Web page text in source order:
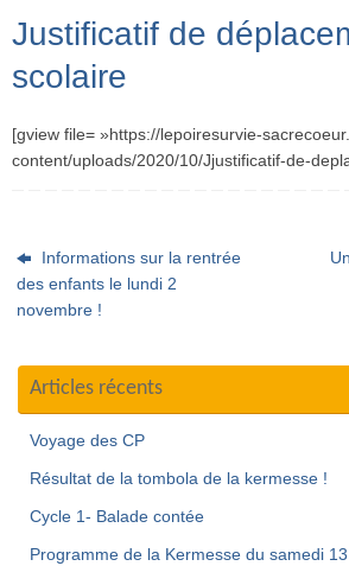
Justificatif de
scolaire
[gview file= »https://lepoiresurvie-
content/uploads/2020/10/Jjustificatif-de-
Informations sur la rentrée
des enfants le lundi 2
novembre !
Articles récents
Voyage des CP
Résultat de la tombola de la kermesse !
Cycle 1- Balade contée
Programme de la Kermesse du samedi